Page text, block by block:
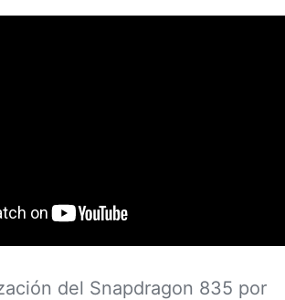
del Snapdragon 835 por